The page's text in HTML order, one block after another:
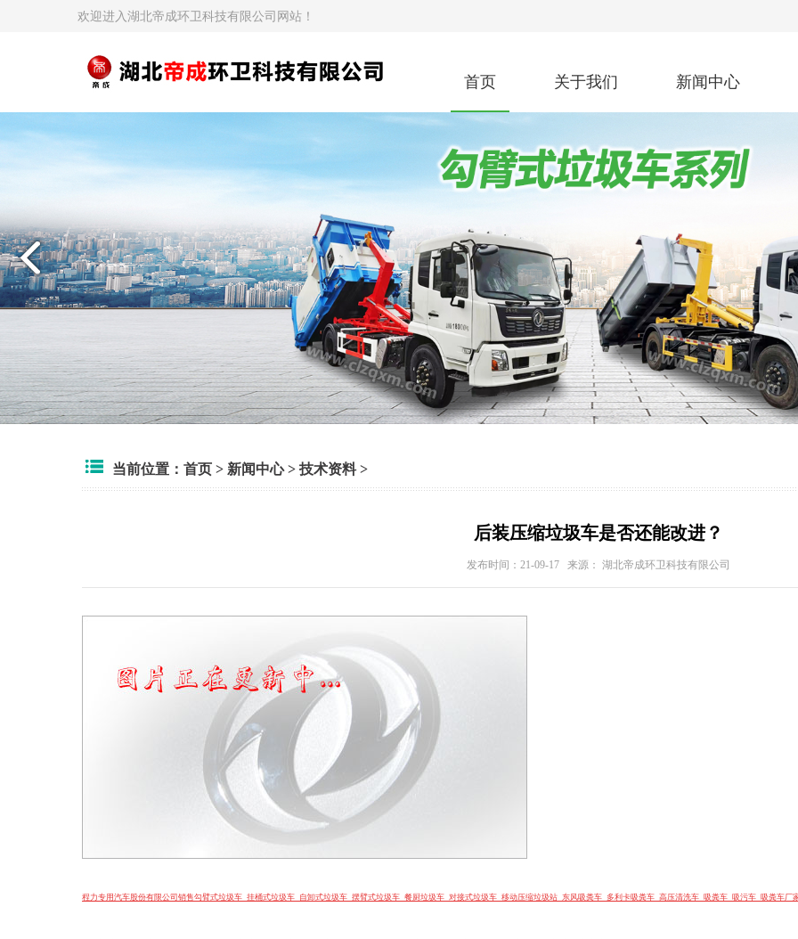
欢迎进入湖北帝成环卫科技有限公司网站！
首页 关于我们 新闻中心
当前位置： 首页 > 新闻中心> 技术资料>
后装压缩垃圾车是否还能改进？
发布时间：21-09-17 来源： 湖北帝成环卫科技有限公司
程力专用汽车股份有限公司 销售勾臂式垃圾车 挂桶式垃圾车 自卸式垃圾车 摆臂式垃圾车 餐厨垃圾车 对接式垃圾车 移动压缩垃圾站 东风吸粪车 多利卡吸粪车 高压清洗车 吸粪车 吸污车 吸粪车厂